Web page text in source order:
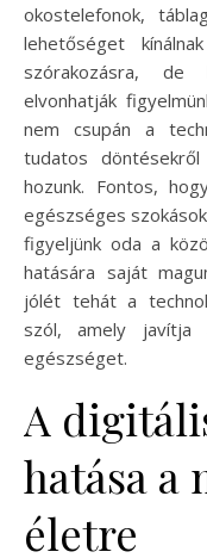
okostelefonok,
lehetőséget
szórakozásra, de
elvonhatják
nem csupán a
tudatos
hozunk. Fontos,
egészséges
figyeljünk oda a
hatására saját
jólét tehát a
szól, amely javítja
egészséget.
A
hatása a
életre